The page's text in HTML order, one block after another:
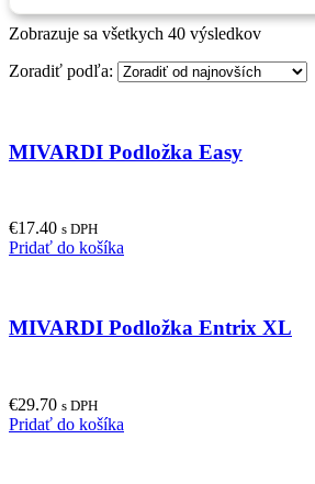
Zobrazuje sa všetkych 40 výsledkov
Zoradiť podľa:
MIVARDI Podložka Easy
€17.40 s DPH
Pridať do košíka
MIVARDI Podložka Entrix XL
€29.70 s DPH
Pridať do košíka